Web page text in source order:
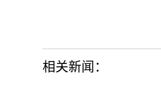
相关新闻：